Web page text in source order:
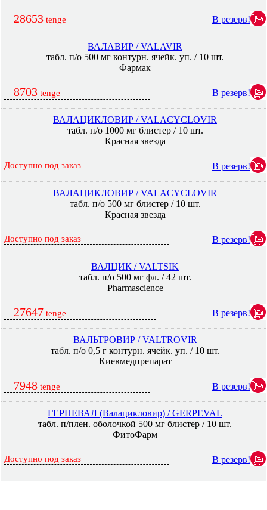
28653 tenge В резерв!
ВАЛАВИР / VALAVIR
табл. п/о 500 мг контурн. ячейк. уп. / 10 шт.
Фармак
8703 tenge В резерв!
ВАЛАЦИКЛОВИР / VALACYCLOVIR
табл. п/о 1000 мг блистер / 10 шт.
Красная звезда
Доступно под заказ В резерв!
ВАЛАЦИКЛОВИР / VALACYCLOVIR
табл. п/о 500 мг блистер / 10 шт.
Красная звезда
Доступно под заказ В резерв!
ВАЛЦИК / VALTSIK
табл. п/о 500 мг фл. / 42 шт.
Pharmascience
27647 tenge В резерв!
ВАЛЬТРОВИР / VALTROVIR
табл. п/о 0,5 г контурн. ячейк. уп. / 10 шт.
Киевмедпрепарат
7948 tenge В резерв!
ГЕРПЕВАЛ (Валацикловир) / GERPEVAL
табл. п/плен. оболочкой 500 мг блистер / 10 шт.
ФитоФарм
Доступно под заказ В резерв!